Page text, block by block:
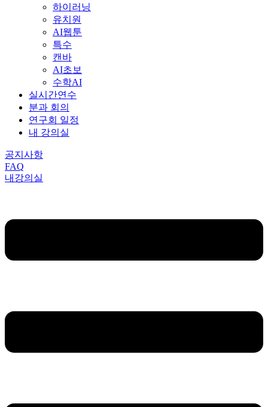
하이러닝
유치원
AI웹툰
특수
캔바
AI초보
수학AI
실시간연수
분과 회의
연구회 일정
내 강의실
공지사항
FAQ
내강의실